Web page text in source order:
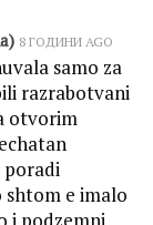
8 ГОДИНИ AGO
samo za
razrabotvani
otvorim
poradi
shtom e imalo